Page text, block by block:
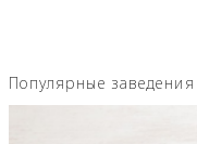
Популярные заведения